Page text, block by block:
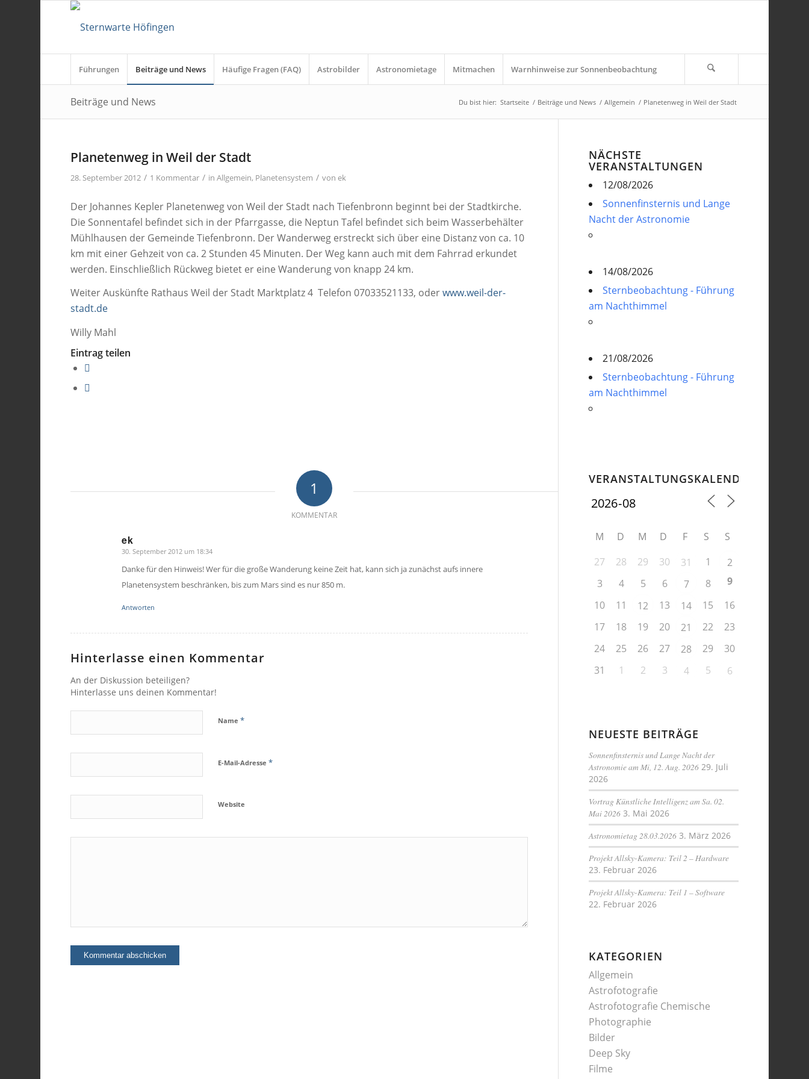
Führungen Beiträge und News Häufige Fragen (FAQ) Astrobilder Astronomietage Mitmachen Warnhinweise zur Sonnenbeobachtung
Beiträge und News Du bist hier: Startseite / Beiträge und News / Allgemein / Planetenweg in Weil der Stadt
Planetenweg in Weil der Stadt
28. September 2012 / 1 Kommentar / inAllgemein, Planetensystem / vonek
Der Johannes Kepler Planetenweg von Weil der Stadt nach Tiefenbronn beginnt bei der Stadtkirche.
Die Sonnentafel befindet sich in der Pfarrgasse, die Neptun Tafel befindet sich beim Wasserbehälter
Mühlhausen der Gemeinde Tiefenbronn. Der Wanderweg erstreckt sich über eine Distanz von ca. 10
km mit einer Gehzeit von ca. 2 Stunden 45 Minuten. Der Weg kann auch mit dem Fahrrad erkundet
werden. Einschließlich Rückweg bietet er eine Wanderung von knapp 24 km.
Weiter Auskünfte Rathaus Weil der Stadt Marktplatz 4 Telefon 07033521133, oderwww.weil-der-
stadt.de
Willy Mahl
Eintrag teilen
1
KOMMENTAR
ek
sagte:
30. September 2012 um 18:34
Danke für den Hinweis! Wer für die große Wanderung keine Zeit hat, kann sich ja zunächst aufs innere
Planetensystem beschränken, bis zum Mars sind es nur 850 m.
Antworten
Hinterlasse einen Kommentar
An der Diskussion beteiligen?
Hinterlasse uns deinen Kommentar!
Name*
E-Mail-Adresse*
Website
NÄCHSTE
VERANSTALTUNGEN
12/08/2026
Sonnenfinsternis und Lange
Nacht der Astronomie
14/08/2026
Sternbeobachtung - Führung
am Nachthimmel
21/08/2026
Sternbeobachtung - Führung
am Nachthimmel
VERANSTALTUNGSKALENDER
M D M D F S
S
27
28 29 30 31 1
2
3
4 5 6 7 8
9
10
11 12 13 14 15
16
17
18 19 20 21 22
23
24
25 26 27 28 29
30
31
1 2 3 4 5 6
NEUESTE BEITRÄGE
Sonnenfinsternis und Lange Nacht der
Astronomie am Mi, 12. Aug. 2026 29. Juli
2026
Vortrag Künstliche Intelligenz am Sa. 02.
Mai 2026 3. Mai 2026
Astronomietag 28.03.2026 3. März 2026
Projekt Allsky-Kamera: Teil 2 – Hardware
23. Februar 2026
Projekt Allsky-Kamera: Teil 1 – Software
22. Februar 2026
KATEGORIEN
Allgemein
Astrofotografie
Astrofotografie Chemische
Photographie
Bilder
Deep Sky
Filme